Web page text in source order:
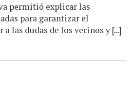
permitió explicar las
para garantizar el
las dudas de los vecinos y [...]